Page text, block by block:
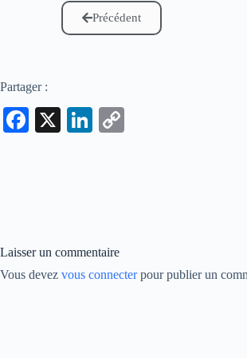
Précédent
Partager :
Fa
X
Li
Laisser un commentaire
Vous devez vous connecterpour publier un